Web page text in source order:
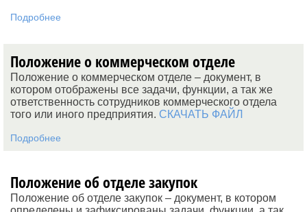
Подробнее
Положение о коммерческом отделе
Положение о коммерческом отделе – документ, в
котором отображены все задачи, функции, а так же
ответственность сотрудников коммерческого отдела
того или иного предприятия. СКАЧАТЬ ФАЙЛ
Подробнее
Положение об отделе закупок
Положение об отделе закупок – документ, в котором